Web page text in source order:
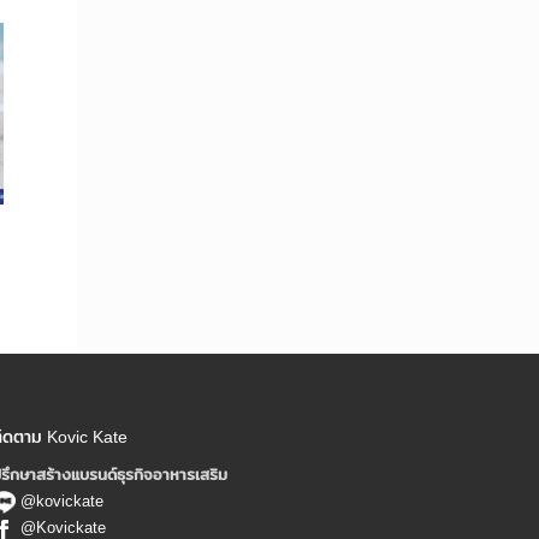
ตาม Kovic Kate
กษาสร้างแบรนด์ธุรกิจอาหารเสริม
@kovickate
@Kovickate